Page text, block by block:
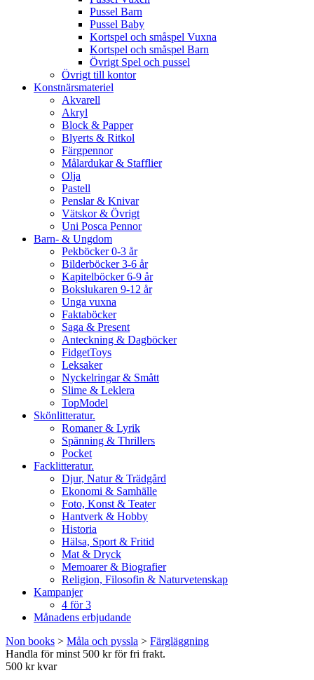
Pussel Barn
Pussel Baby
Kortspel och småspel Vuxna
Kortspel och småspel Barn
Övrigt Spel och pussel
Övrigt till kontor
Konstnärsmateriel
Akvarell
Akryl
Block & Papper
Blyerts & Ritkol
Färgpennor
Målardukar & Stafflier
Olja
Pastell
Penslar & Knivar
Vätskor & Övrigt
Uni Posca Pennor
Barn- & Ungdom
Pekböcker 0-3 år
Bilderböcker 3-6 år
Kapitelböcker 6-9 år
Bokslukaren 9-12 år
Unga vuxna
Faktaböcker
Saga & Present
Anteckning & Dagböcker
FidgetToys
Leksaker
Nyckelringar & Smått
Slime & Leklera
TopModel
Skönlitteratur.
Romaner & Lyrik
Spänning & Thrillers
Pocket
Facklitteratur.
Djur, Natur & Trädgård
Ekonomi & Samhälle
Foto, Konst & Teater
Hantverk & Hobby
Historia
Hälsa, Sport & Fritid
Mat & Dryck
Memoarer & Biografier
Religion, Filosofin & Naturvetenskap
Kampanjer
4 för 3
Månadens erbjudande
Non books > Måla och pyssla > Färgläggning
Handla för minst 500 kr för fri frakt.
500 kr kvar